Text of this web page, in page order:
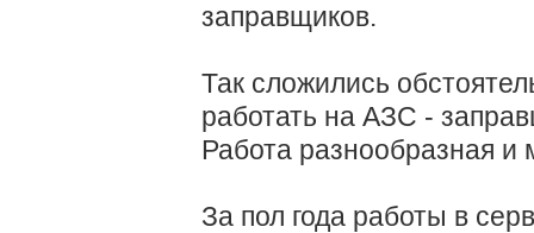
заправщиков.
Так сложились
работать на АЗС -
Работа разнообразная и
За пол года работы в